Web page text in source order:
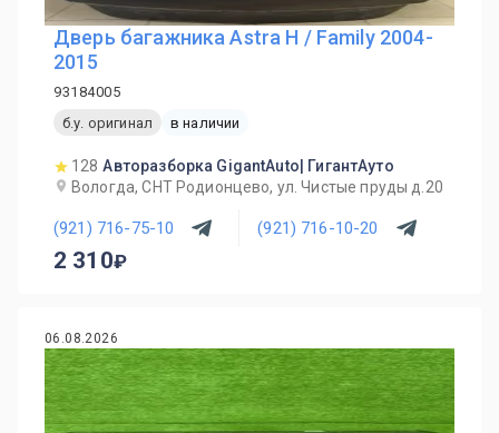
Дверь багажника Astra H / Family 2004-
2015
93184005
б.у. оригинал
в наличии
128 Авторазборка GigantAuto| ГигантАуто
Вологда, СНТ Родионцево, ул. Чистые пруды д.20
(921) 716-75-10 (921) 716-10-20
2 310
06.08.2026